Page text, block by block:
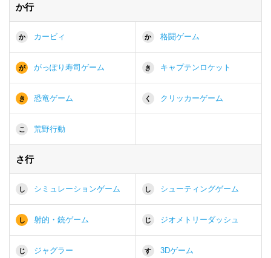
か行
か カービィ か 格闘ゲーム
が がっぽり寿司ゲーム き キャプテンロケット
き 恐竜ゲーム く クリッカーゲーム
こ 荒野行動
さ行
し シミュレーションゲーム し シューティングゲーム
し 射的・銃ゲーム じ ジオメトリーダッシュ
じ ジャグラー す 3Dゲーム